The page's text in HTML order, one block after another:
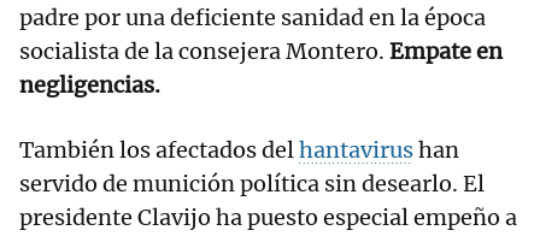
padre por una deficiente sanidad en la época
socialista de la consejera Montero. Empate en
negligencias.
También los afectados delhantavirushan
servido de munición política sin desearlo. El
presidente Clavijo ha puesto especial empeño a